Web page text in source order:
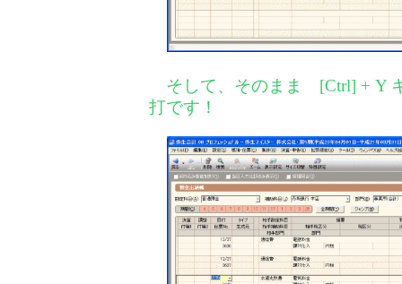
そして、そのまま [Ctrl] + Y
打です！